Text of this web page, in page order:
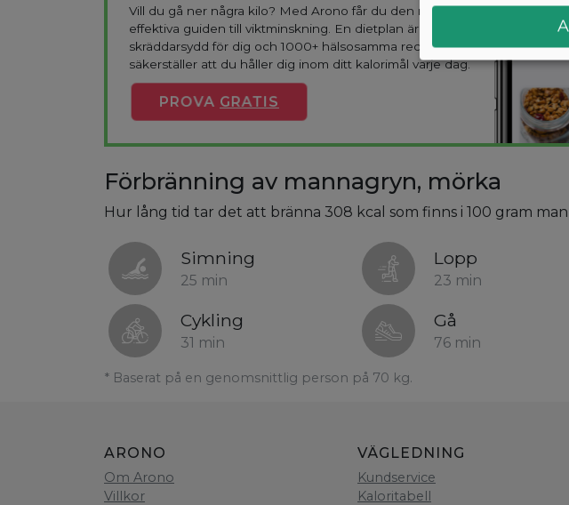
Vill du gå ner några kilo? Med Arono får du den mest
effektiva guiden till viktminskning. En dietplan är
skräddarsydd för dig och 1000+ hälsosamma recept
säkerställer att du håller dig inom ditt kalorimål varje dag.
PROVA GRATIS
Förbränning av mannagryn, mörka
Hur lång tid tar det att bränna 308 kcal som finns i 100 gram
Simning
25 min
Lopp
23 min
Cykling
31 min
Gå
76 min
* Baserat på en genomsnittlig person på 70 kg.
ARONO
Om Arono
Villkor
VÄGLEDNING
Kundservice
Kaloritabell